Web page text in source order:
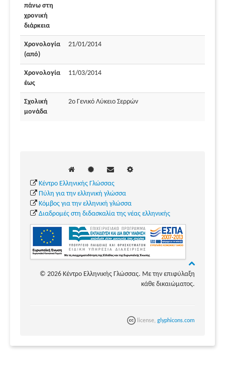
πάνω στη
χρονική
διάρκεια
Χρονολογία
(από)
21/01/2014
Χρονολογία
έως
11/03/2014
Σχολική
μονάδα
2ο Γενικό Λύκειο Σερρών
Κέντρο Ελληνικής Γλώσσας
Πύλη για την ελληνική γλώσσα
Κόμβος για την ελληνική γλώσσα
Διαδρομές στη διδασκαλία της νέας ελληνικής
© 2026 Κέντρο Ελληνικής Γλώσσας. Με την επιφύλαξη
κάθε δικαιώματος.
license, glyphicons.com